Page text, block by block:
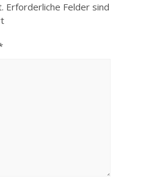
Erforderliche Felder sind